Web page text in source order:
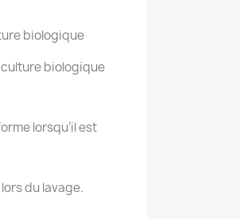
biologique
biologique
lorsqu’il est
du lavage.